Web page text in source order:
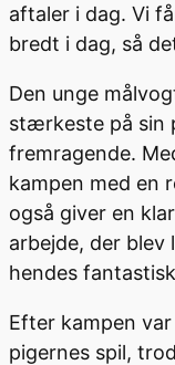
aftaler i dag. Vi
bredt i dag, så
Den unge
stærkeste på sin
fremragende.
kampen med en
også giver en
arbejde, der blev
hendes
Efter kampen
pigernes spil,